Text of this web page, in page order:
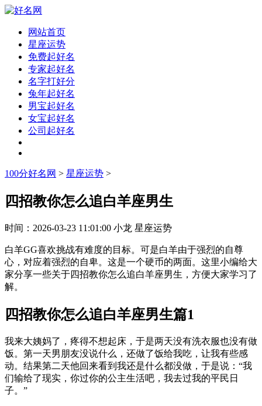
网站首页
星座运势
免费起好名
专家起好名
名字打好分
兔年起好名
男宝起好名
女宝起好名
公司起好名
100分好名网 > 星座运势 >
四招教你怎么追白羊座男生
时间： 2026-03-23 11:01:00 小龙 星座运势
白羊GG喜欢挑战有难度的目标。可是白羊由于强烈的自尊
心，对应着强烈的自卑。这是一个硬币的两面。这里小编给大
家分享一些关于四招教你怎么追白羊座男生，方便大家学习了
解。
四招教你怎么追白羊座男生篇1
我来大姨妈了，疼得不想起床，于是两天没有洗衣服也没有做
饭。第一天男朋友没说什么，还做了饭给我吃，让我有些感
动。结果第二天他回来看到我还是什么都没做，于是说：“我
们输给了现实，你过你的公主生活吧，我去过我的平民日
子。”